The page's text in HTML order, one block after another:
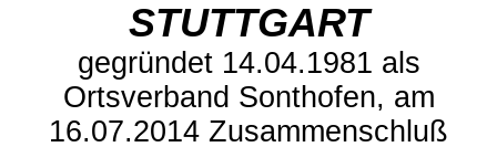
STUTTGART
gegründet 14.04.1981 als
Ortsverband Sonthofen, am
16.07.2014 Zusammenschluß